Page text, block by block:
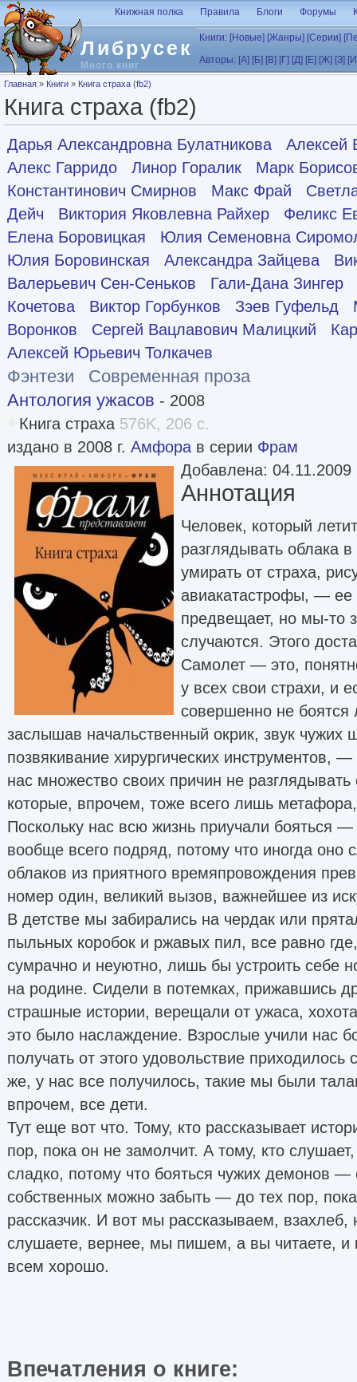
Перейти к основному содержанию
Либрусек
Много книг
Книжная полка Правила Блоги Форумы
Книги: [Новые] [Жанры] [Серии]
Авторы: [А] [Б] [В] [Г] [Д] [Е] [Ж] [З]
Вы здесь
Главная » Книги » Книга страха (fb2)
Книга страха (fb2)
Дарья Александровна Булатникова
Алексей
Алекс Гарридо
Линор Горалик
Марк
Константинович Смирнов
Макс Фрай
Дейч
Виктория Яковлевна Райхер
Феликс
Елена Боровицкая
Юлия Семеновна
Юлия Боровинская
Александра Зайцева
Валерьевич Сен-Сеньков
Гали-Дана Зингер
Кочетова
Виктор Горбунков Зэев Гуфельд
Воронков
Сергей Вацлавович Малицкий
Алексей Юрьевич Толкачев
Фэнтези
Современная проза
Антология ужасов - 2008
Книга страха 576K, 206 с.
издано в 2008 г. Амфора в серии Фрам
Добавлена: 04.11.2009
Аннотация
Человек, который
разглядывать облака
умирать от страха,
авиакатастрофы, — ее
предвещает, но мы-то
случаются. Этого
Самолет — это,
у всех свои страхи, и
совершенно не боятся
заслышав начальственный окрик, звук чужих
позвякивание хирургических инструментов,
нас множество своих причин не
которые, впрочем, тоже всего лишь
Поскольку нас всю жизнь приучали бояться
вообще всего подряд, потому что иногда оно
облаков из приятного времяпровождения
номер один, великий вызов, важнейшее из
В детстве мы забирались на чердак или
пыльных коробок и ржавых пил, все равно
сумрачно и неуютно, лишь бы устроить себе
на родине. Сидели в потемках, прижавшись
страшные истории, верещали от ужаса,
это было наслаждение. Взрослые учили нас
получать от этого удовольствие приходилось
же, у нас все получилось, такие мы были
впрочем, все дети.
Тут еще вот что. Тому, кто рассказывает
пор, пока он не замолчит. А тому, кто
сладко, потому что бояться чужих демонов —
собственных можно забыть — до тех пор,
рассказчик. И вот мы рассказываем, взахлеб,
слушаете, вернее, мы пишем, а вы читаете, и
всем хорошо.
Впечатления о книге: